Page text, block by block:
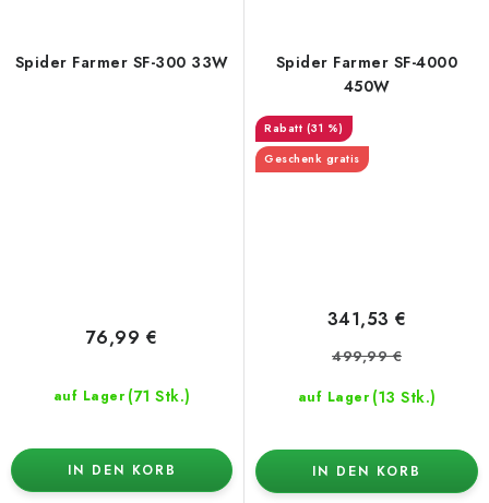
Spider Farmer SF-300 33W
auf Lager (71 Stk.)
76,99 €
IN DEN KORB
Spider Farmer SF-4000
450W
(31 %)
Geschenk gratis
auf Lager (13 Stk.)
341,53 €
499,99 €
IN DEN KORB